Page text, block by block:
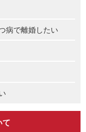
病で離婚したい
て